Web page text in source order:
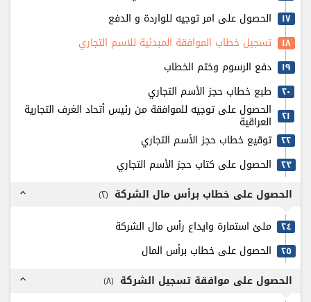
۱٧ الحصول على امر توجيه للواردة و الدفع
۱٨ تسجيل خطاب الموافقة المبدئية للاسم التجاري
۱٩ دفع الرسوم وختم الخطاب
٢٠ طبع خطاب حجز الأسم التجاري
٢۱ الحصول على توجيه للموافقة من رئيس أتحاد الغرف التجارية
العراقية
٢٢ توقيع خطاب حجز الأسم التجاري
٢٣ الحصول على كتاب حجز الأسم التجاري
الحصول على خطاب برأس مال الشركة (٢)
expand_less
٢٤ ملئ استمارة وايداع رأس مال الشركة
٢٥ الحصول على خطاب برأس المال
الحصول على موافقة تسجيل الشركة (٨)
expand_less